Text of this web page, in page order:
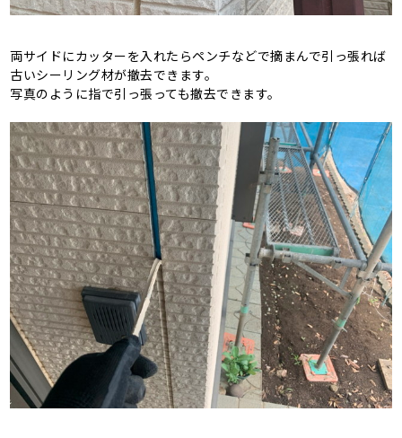
両サイドにカッターを入れたらペンチなどで摘まんで引っ張れば
古いシーリング材が撤去できます。
写真のように指で引っ張っても撤去できます。